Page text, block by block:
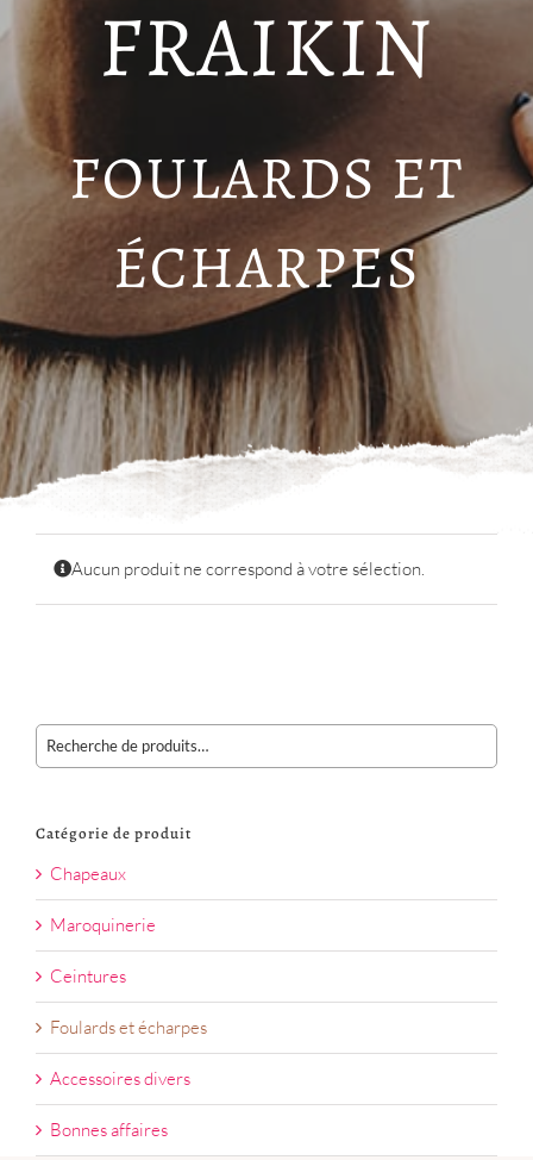
FRAIKIN
FOULARDS ET
ÉCHARPES
Aucun produit ne correspond à votre sélection.
Catégorie de produit
Chapeaux
Maroquinerie
Ceintures
Foulards et écharpes
Accessoires divers
Bonnes affaires